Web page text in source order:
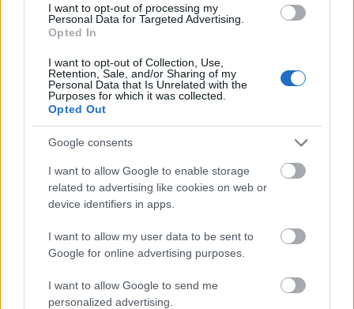
I want to opt-out of processing my
Personal Data for Targeted Advertising.
Opted In
I want to opt-out of Collection, Use,
Retention, Sale, and/or Sharing of my
Personal Data that Is Unrelated with the
Purposes for which it was collected.
Opted Out
Google consents
I want to allow Google to enable storage
related to advertising like cookies on web or
device identifiers in apps.
I want to allow my user data to be sent to
Google for online advertising purposes.
I want to allow Google to send me
personalized advertising.